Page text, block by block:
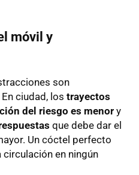
móvil y
son
En ciudad, los trayectos
del riesgo es menor y
que debe dar el
Un cóctel perfecto
en ningún